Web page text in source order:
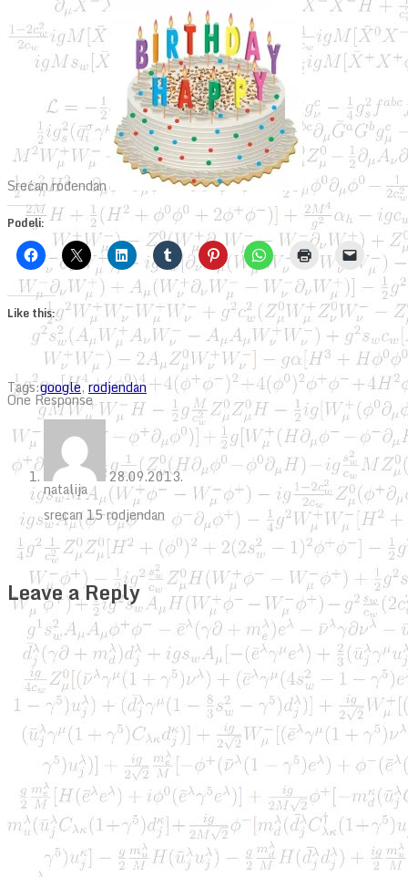
Srećan rođendan
Podeli:
Like this:
Tags:google,rodjendan
One Response
28.09.2013.
natalija
srecan 15 rodjendan
Leave a Reply